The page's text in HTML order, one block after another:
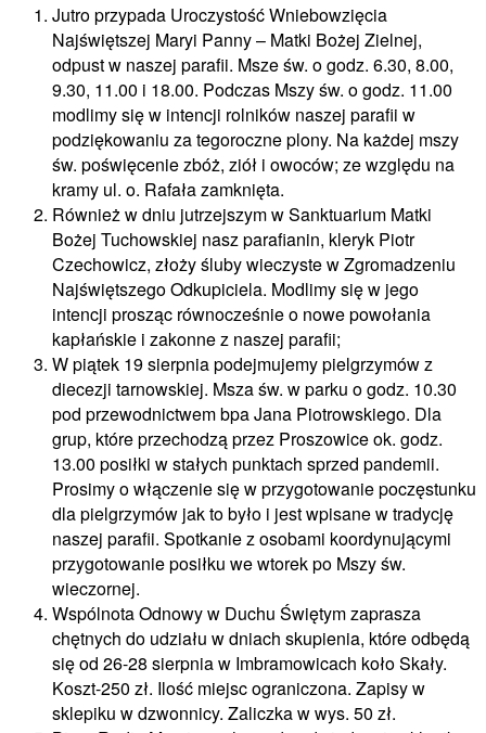
Jutro przypada Uroczystość Wniebowzięcia
Najświętszej Maryi Panny – Matki Bożej Zielnej,
odpust w naszej parafii. Msze św. o godz. 6.30, 8.00,
9.30, 11.00 i 18.00. Podczas Mszy św. o godz. 11.00
modlimy się w intencji rolników naszej parafii w
podziękowaniu za tegoroczne plony. Na każdej mszy
św. poświęcenie zbóż, ziół i owoców; ze względu na
kramy ul. o. Rafała zamknięta.
Również w dniu jutrzejszym w Sanktuarium Matki
Bożej Tuchowskiej nasz parafianin, kleryk Piotr
Czechowicz, złoży śluby wieczyste w Zgromadzeniu
Najświętszego Odkupiciela. Modlimy się w jego
intencji prosząc równocześnie o nowe powołania
kapłańskie i zakonne z naszej parafii;
W piątek 19 sierpnia podejmujemy pielgrzymów z
diecezji tarnowskiej. Msza św. w parku o godz. 10.30
pod przewodnictwem bpa Jana Piotrowskiego. Dla
grup, które przechodzą przez Proszowice ok. godz.
13.00 posiłki w stałych punktach sprzed pandemii.
Prosimy o włączenie się w przygotowanie poczęstunku
dla pielgrzymów jak to było i jest wpisane w tradycję
naszej parafii. Spotkanie z osobami koordynującymi
przygotowanie posiłku we wtorek po Mszy św.
wieczornej.
Wspólnota Odnowy w Duchu Świętym zaprasza
chętnych do udziału w dniach skupienia, które odbędą
się od 26-28 sierpnia w Imbramowicach koło Skały.
Koszt-250 zł. Ilość miejsc ograniczona. Zapisy w
sklepiku w dzwonnicy. Zaliczka w wys. 50 zł.